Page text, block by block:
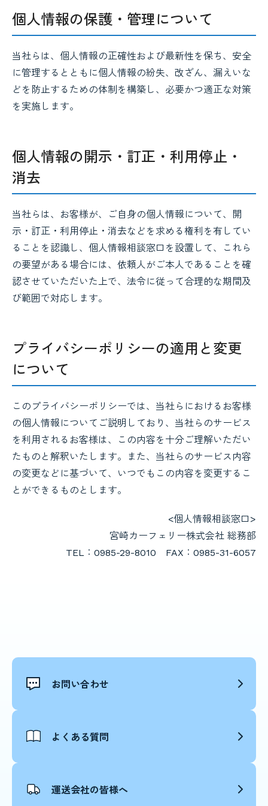
個人情報の保護・管理について
当社らは、個人情報の正確性および最新性を保ち、安全
に管理するとともに個人情報の紛失、改ざん、漏えいな
どを防止するための体制を構築し、必要かつ適正な対策
を実施します。
個人情報の開示・訂正・利用停止・
消去
当社らは、お客様が、ご自身の個人情報について、開
示・訂正・利用停止・消去などを求める権利を有してい
ることを認識し、個人情報相談窓口を設置して、これら
の要望がある場合には、依頼人がご本人であることを確
認させていただいた上で、法令に従って合理的な期間及
び範囲で対応します。
プライバシーポリシーの適用と変更
について
このプライバシーポリシーでは、当社らにおけるお客様
の個人情報についてご説明しており、当社らのサービス
を利用されるお客様は、この内容を十分ご理解いただい
たものと解釈いたします。また、当社らのサービス内容
の変更などに基づいて、いつでもこの内容を変更するこ
とができるものとします。
<個人情報相談窓口>
宮崎カーフェリー株式会社 総務部
TEL：0985-29-8010 FAX：0985-31-6057
お問い合わせ
よくある質問
運送会社の皆様へ